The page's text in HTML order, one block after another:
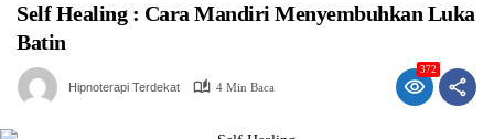
Self Healing : Cara Mandiri Menyembuhkan Luka
Batin
Hipnoterapi Terdekat 4 Min Baca
372